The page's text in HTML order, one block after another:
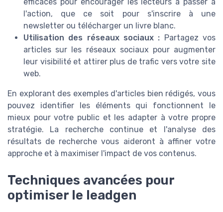
l'action, que ce soit pour s'inscrire à une
newsletter ou télécharger un livre blanc.
Utilisation des réseaux sociaux : Partagez vos
articles sur les réseaux sociaux pour augmenter
leur visibilité et attirer plus de trafic vers votre site
web.
En explorant des exemples d'articles bien rédigés, vous
pouvez identifier les éléments qui fonctionnent le
mieux pour votre public et les adapter à votre propre
stratégie. La recherche continue et l'analyse des
résultats de recherche vous aideront à affiner votre
approche et à maximiser l'impact de vos contenus.
Techniques avancées pour
optimiser le leadgen